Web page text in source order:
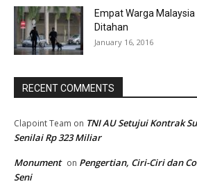
Empat Warga
Ditahan
January 16, 2016
RECENT COMMENTS
Clapoint Team on TNI AU Setujui Kontrak
Senilai Rp 323 Miliar
Monument on Pengertian, Ciri-Ciri dan
Seni